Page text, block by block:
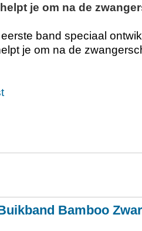
je om na de
band speciaal
je om na de
Bamboo